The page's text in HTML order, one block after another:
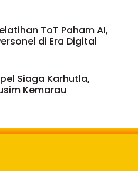
ToT Paham AI,
di Era Digital
Siaga Karhutla,
Kemarau